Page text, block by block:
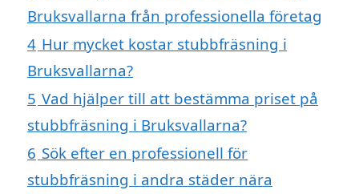
Bruksvallarna från professionella företag
4 Hur mycket kostar stubbfräsning i
Bruksvallarna?
5 Vad hjälper till att bestämma priset på
stubbfräsning i Bruksvallarna?
6 Sök efter en professionell för
stubbfräsning i andra städer nära